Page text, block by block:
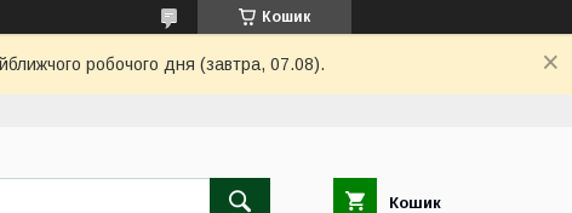
Кошик
робочого дня (завтра, 07.08).
Кошик